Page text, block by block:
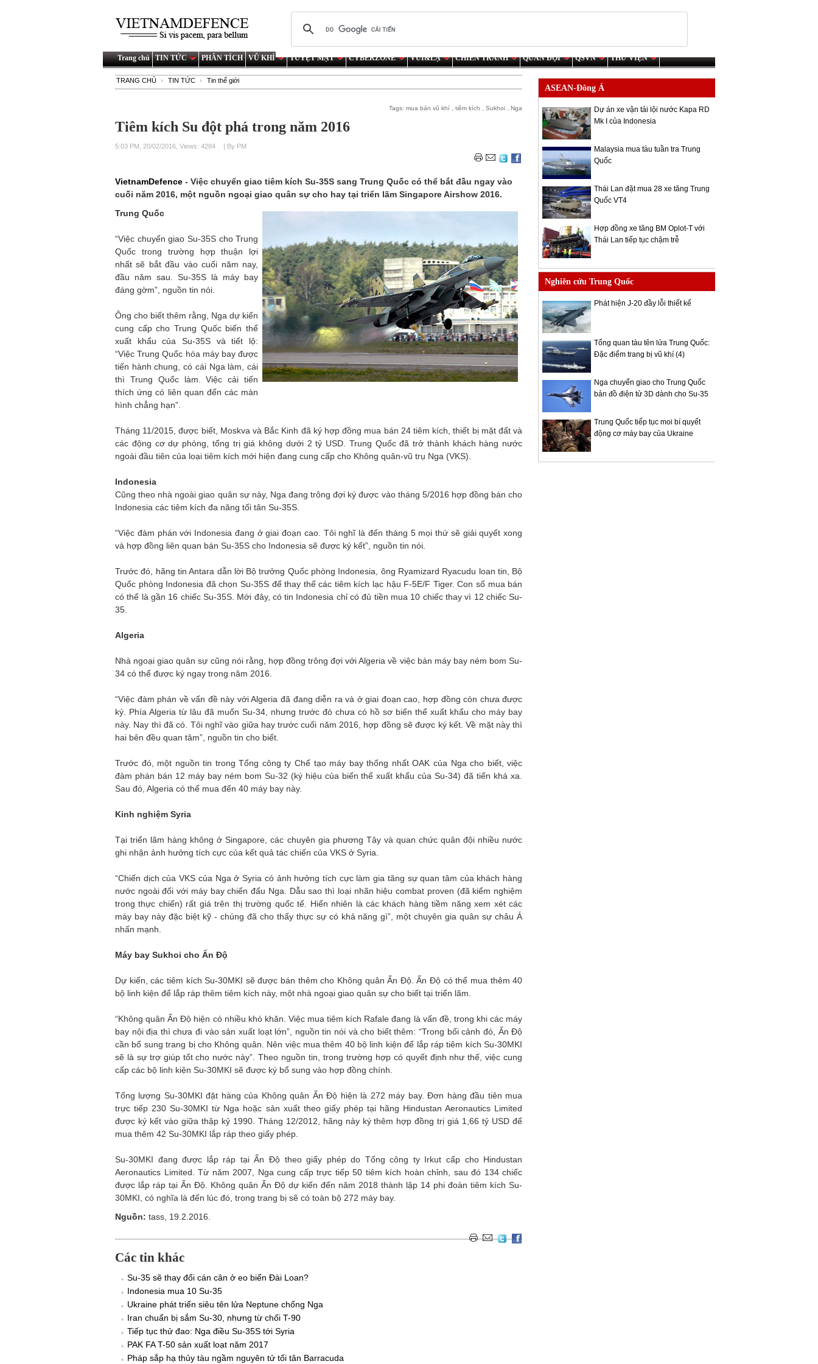
Trang chủ TIN TỨC PHÂN TÍCH VŨ KHÍ TUYỆT MẬT CYBERZONE VUI&LẠ CHIẾN TRANH QUÂN ĐỘI QSVN THƯ VIỆN
TRANG CHỦ TIN TỨC Tin thế giới
Tags:mua bán vũ khí ,tiêm kích ,Sukhoi ,Nga
Tiêm kích Su đột phá trong năm 2016
5:03 PM, 20/02/2016, Views: 4284 | By PM
VietnamDefence - Việc chuyển giao tiêm kích Su-35S sang Trung Quốc có thể bắt đầu ngay vào
cuối năm 2016, một nguồn ngoại giao quân sự cho hay tại triển lãm Singapore Airshow 2016.
Trung Quốc
“Việc chuyển giao Su-35S cho Trung
Quốc trong trường hợp thuận lợi
nhất sẽ bắt đầu vào cuối năm nay,
đầu năm sau. Su-35S là máy bay
đáng gờm”, nguồn tin nói.
Ông cho biết thêm rằng, Nga dự kiến
cung cấp cho Trung Quốc biến thể
xuất khẩu của Su-35S và tiết lộ:
“Việc Trung Quốc hóa máy bay được
tiến hành chung, có cái Nga làm, cái
thì Trung Quốc làm. Việc cải tiến
thích ứng có liên quan đến các màn
hình chẳng hạn”.
Tháng 11/2015, được biết, Moskva và Bắc Kinh đã ký hợp đồng mua bán 24 tiêm kích, thiết bị mặt đất và
các động cơ dự phòng, tổng trị giá không dưới 2 tỷ USD. Trung Quốc đã trở thành khách hàng nước
ngoài đầu tiên của loại tiêm kích mới hiện đang cung cấp cho Không quân-vũ trụ Nga (VKS).
Indonesia
Cũng theo nhà ngoài giao quân sự này, Nga đang trông đợi ký được vào tháng 5/2016 hợp đồng bán cho
Indonesia các tiêm kích đa năng tối tân Su-35S.
“Việc đàm phán với Indonesia đang ở giai đoạn cao. Tôi nghĩ là đến tháng 5 mọi thứ sẽ giải quyết xong
và hợp đồng liên quan bán Su-35S cho Indonesia sẽ được ký kết”, nguồn tin nói.
Trước đó, hãng tin Antara dẫn lời Bộ trưởng Quốc phòng Indonesia, ông Ryamizard Ryacudu loan tin, Bộ
Quốc phòng Indonesia đã chọn Su-35S để thay thế các tiêm kích lạc hậu F-5E/F Tiger. Con số mua bán
có thể là gần 16 chiếc Su-35S. Mới đây, có tin Indonesia chỉ có đủ tiền mua 10 chiếc thay vì 12 chiếc Su-
35.
Algeria
Nhà ngoại giao quân sự cũng nói rằng, hợp đồng trông đợi với Algeria về việc bán máy bay ném bom Su-
34 có thể được ký ngay trong năm 2016.
“Việc đàm phán về vấn đề này với Algeria đã đang diễn ra và ở giai đoạn cao, hợp đồng còn chưa được
ký. Phía Algeria từ lâu đã muốn Su-34, nhưng trước đó chưa có hồ sơ biến thể xuất khẩu cho máy bay
này. Nay thì đã có. Tôi nghĩ vào giữa hay trước cuối năm 2016, hợp đồng sẽ được ký kết. Về mặt này thì
hai bên đều quan tâm”, nguồn tin cho biết.
Trước đó, một nguồn tin trong Tổng công ty Chế tạo máy bay thống nhất OAK của Nga cho biết, việc
đàm phán bán 12 máy bay ném bom Su-32 (ký hiệu của biến thể xuất khẩu của Su-34) đã tiến khá xa.
Sau đó, Algeria có thể mua đến 40 máy bay này.
Kinh nghiệm Syria
Tại triển lãm hàng không ở Singapore, các chuyên gia phương Tây và quan chức quân đội nhiều nước
ghi nhận ảnh hưởng tích cực của kết quả tác chiến của VKS ở Syria.
“Chiến dịch của VKS của Nga ở Syria có ảnh hưởng tích cực làm gia tăng sự quan tâm của khách hàng
nước ngoài đối với máy bay chiến đấu Nga. Dẫu sao thì loại nhãn hiệu combat proven (đã kiểm nghiệm
trong thực chiến) rất giá trên thị trường quốc tế. Hiển nhiên là các khách hàng tiềm năng xem xét các
máy bay này đặc biệt kỹ - chúng đã cho thấy thực sự có khả năng gì”, một chuyên gia quân sự châu Á
nhấn mạnh.
Máy bay Sukhoi cho Ấn Độ
Dự kiến, các tiêm kích Su-30MKI sẽ được bán thêm cho Không quân Ấn Độ. Ấn Độ có thể mua thêm 40
bộ linh kiện để lắp ráp thêm tiêm kích này, một nhà ngoại giao quân sự cho biết tại triển lãm.
“Không quân Ấn Độ hiện có nhiều khó khăn. Việc mua tiêm kích Rafale đang là vấn đề, trong khi các máy
bay nội địa thì chưa đi vào sản xuất loạt lớn”, nguồn tin nói và cho biết thêm: “Trong bối cảnh đó, Ấn Độ
cần bổ sung trang bị cho Không quân. Nên việc mua thêm 40 bộ linh kiện để lắp ráp tiêm kích Su-30MKI
sẽ là sự trợ giúp tốt cho nước này”. Theo nguồn tin, trong trường hợp có quyết định như thế, việc cung
cấp các bộ linh kiện Su-30MKI sẽ được ký bổ sung vào hợp đồng chính.
Tổng lượng Su-30MKI đặt hàng của Không quân Ấn Độ hiện là 272 máy bay. Đơn hàng đầu tiên mua
trực tiếp 230 Su-30MKI từ Nga hoặc sản xuất theo giấy phép tại hãng Hindustan Aeronautics Limited
được ký kết vào giữa thập kỷ 1990. Tháng 12/2012, hãng này ký thêm hợp đồng trị giá 1,66 tỷ USD để
mua thêm 42 Su-30MKI lắp ráp theo giấy phép.
Su-30MKI đang được lắp ráp tại Ấn Độ theo giấy phép do Tổng công ty Irkut cấp cho Hindustan
Aeronautics Limited. Từ năm 2007, Nga cung cấp trực tiếp 50 tiêm kích hoàn chỉnh, sau đó 134 chiếc
được lắp ráp tại Ấn Độ. Không quân Ấn Độ dự kiến đến năm 2018 thành lập 14 phi đoàn tiêm kích Su-
30MKI, có nghĩa là đến lúc đó, trong trang bị sẽ có toàn bộ 272 máy bay.
Nguồn: tass, 19.2.2016.
Các tin khác
Su-35 sẽ thay đổi cán cân ở eo biển Đài Loan?
Indonesia mua 10 Su-35
Ukraine phát triển siêu tên lửa Neptune chống Nga
Iran chuẩn bị sắm Su-30, nhưng từ chối T-90
Tiếp tục thử đao: Nga điều Su-35S tới Syria
PAK FA T-50 sản xuất loạt năm 2017
Pháp sắp hạ thủy tàu ngầm nguyên tử tối tân Barracuda
ASEAN-Đông Á
Dự án xe vận tải lội nước Kapa RD
Mk I của Indonesia
Malaysia mua tàu tuần tra Trung
Quốc
Thái Lan đặt mua 28 xe tăng Trung
Quốc VT4
Hợp đồng xe tăng BM Oplot-T với
Thái Lan tiếp tục chậm trễ
Nghiên cứu Trung Quốc
Phát hiện J-20 đầy lỗi thiết kế
Tổng quan tàu tên lửa Trung Quốc:
Đặc điểm trang bị vũ khí (4)
Nga chuyển giao cho Trung Quốc
bản đồ điện tử 3D dành cho Su-35
Trung Quốc tiếp tục moi bí quyết
động cơ máy bay của Ukraine